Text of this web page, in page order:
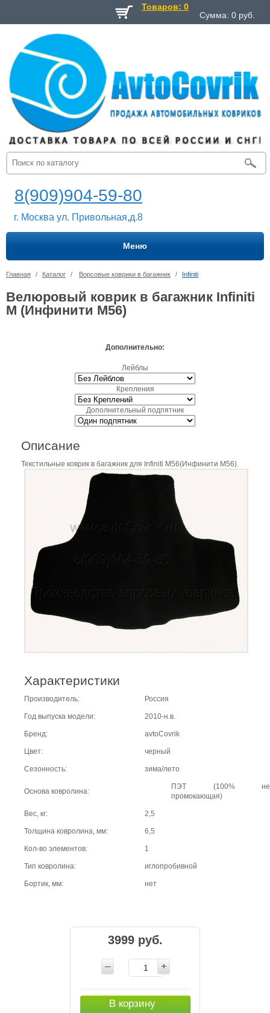
Товаров: 0
Сумма: 0 руб.
8(909)904-59-80
г. Москва ул. Привольная,д.8
Меню
Главная / Каталог / Ворсовые коврики в багажник / Infiniti
Велюровый коврик в багажник Infiniti
M (Инфинити М56)
Характеристики
Производитель: Россия
Год выпуска модели: 2010-н.в.
Бренд: avtoCovrik
Цвет: черный
Сезонность: зима/лето
Основа ковролина:
ПЭТ (100% не
промокающая)
Вес, кг: 2,5
Толщина ковролина, мм: 6,5
Кол-во элементов: 1
Тип ковролина: иглопробивной
Бортик, мм: нет
Дополнительно:
Лейблы
Крепления
Дополнительный подпятник
Описание
Текстильные коврик в багажник для Infiniti M56(Инфинити М56).
3999 руб.
В корзину